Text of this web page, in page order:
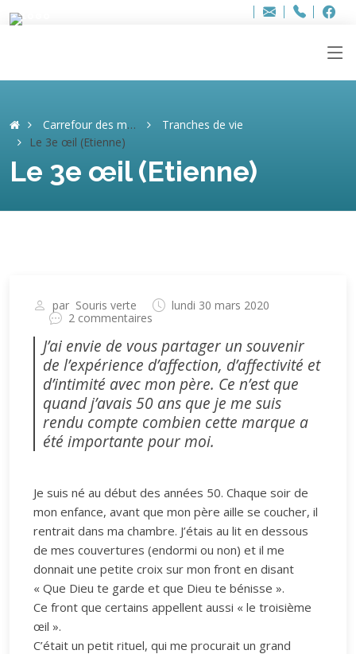
Adresse
info..hâthe..
Tel.
Tel.
Carrefour des mémoires
Tranches de vie
Le 3e œil (Etienne)
Le 3e œil (Etienne)
par Souris verte
lundi 30 mars 2020
2 commentaires
J’ai envie de vous partager un souvenir
de l’expérience d’affection, d’affectivité et
d’intimité avec mon père. Ce n’est que
quand j’avais 50 ans que je me suis
rendu compte combien cette marque a
été importante pour moi.
Je suis né au début des années 50. Chaque soir de
mon enfance, avant que mon père aille se coucher, il
rentrait dans ma chambre. J’étais au lit en dessous
de mes couvertures (endormi ou non) et il me
donnait une petite croix sur mon front en disant
« Que Dieu te garde et que Dieu te bénisse ».
Ce front que certains appellent aussi « le troisième
œil ».
C’était un petit rituel, qui me procurait un grand